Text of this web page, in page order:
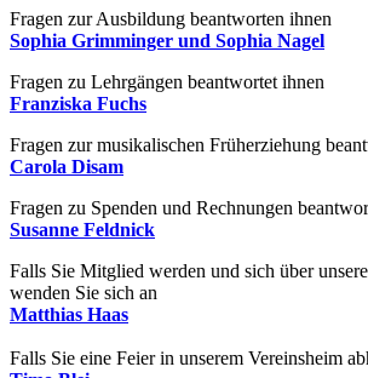
Fragen zur Ausbildung beantworten ihnen
Sophia Grimminger und Sophia Nagel
Fragen zu Lehrgängen beantwortet ihnen
Franziska Fuchs
Fragen zur musikalischen Früherziehung
Carola Disam
Fragen zu Spenden und Rechnungen
Susanne Feldnick
Falls Sie Mitglied werden und sich über
wenden Sie sich an
Matthias Haas
Falls Sie eine Feier in unserem Vereinsheim